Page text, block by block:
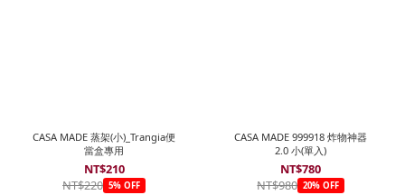
CASA MADE 蒸架(小)_Trangia便
當盒專用
NT$210
NT$220 5% OFF
CASA MADE 999918 炸物神器
2.0 小(單入)
NT$780
NT$980 20% OFF